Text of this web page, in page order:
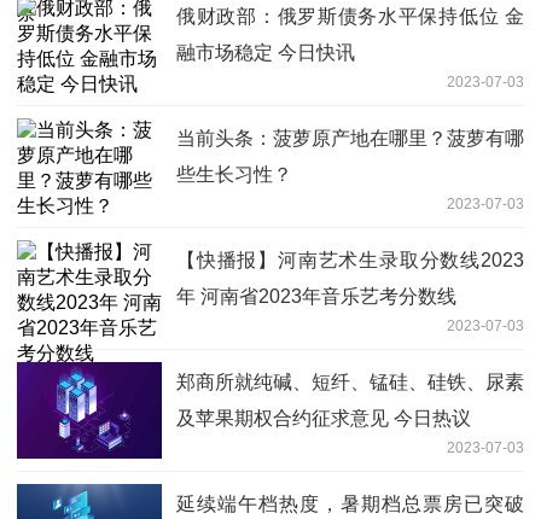
俄财政部：俄罗斯债务水平保持低位 金
融市场稳定 今日快讯
2023-07-03
当前头条：菠萝原产地在哪里？菠萝有哪
些生长习性？
2023-07-03
【快播报】河南艺术生录取分数线2023
年 河南省2023年音乐艺考分数线
2023-07-03
郑商所就纯碱、短纤、锰硅、硅铁、尿素
及苹果期权合约征求意见 今日热议
2023-07-03
延续端午档热度，暑期档总票房已突破